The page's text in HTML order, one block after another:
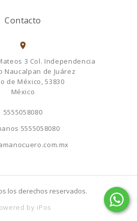
Contacto
3 Col. Independencia
Naucalpan de Juárez
de México, 53830
México
5555058080
5555058080
los derechos reservados.
by iPos